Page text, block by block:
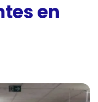
en